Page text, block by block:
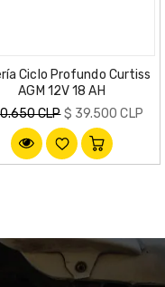
Ciclo Profundo Curtiss
AGM 12V 18 AH
CLP $ 39.500 CLP